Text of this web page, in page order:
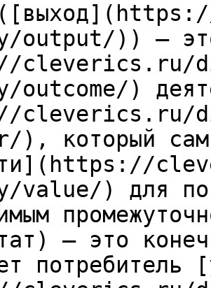
output/)) —
cleverics.ru/
outcome/)
cleverics.ru/
), который сам
value/) для
— это
потребитель